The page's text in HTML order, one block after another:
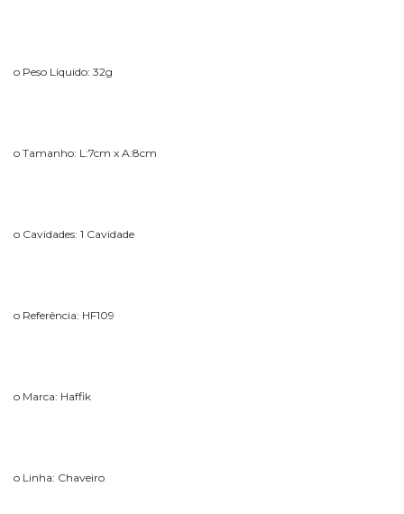
o Peso Líquido: 32g
o Tamanho: L:7cm x A:8cm
o Cavidades: 1 Cavidade
o Referência: HF109
o Marca: Haffik
o Linha: Chaveiro